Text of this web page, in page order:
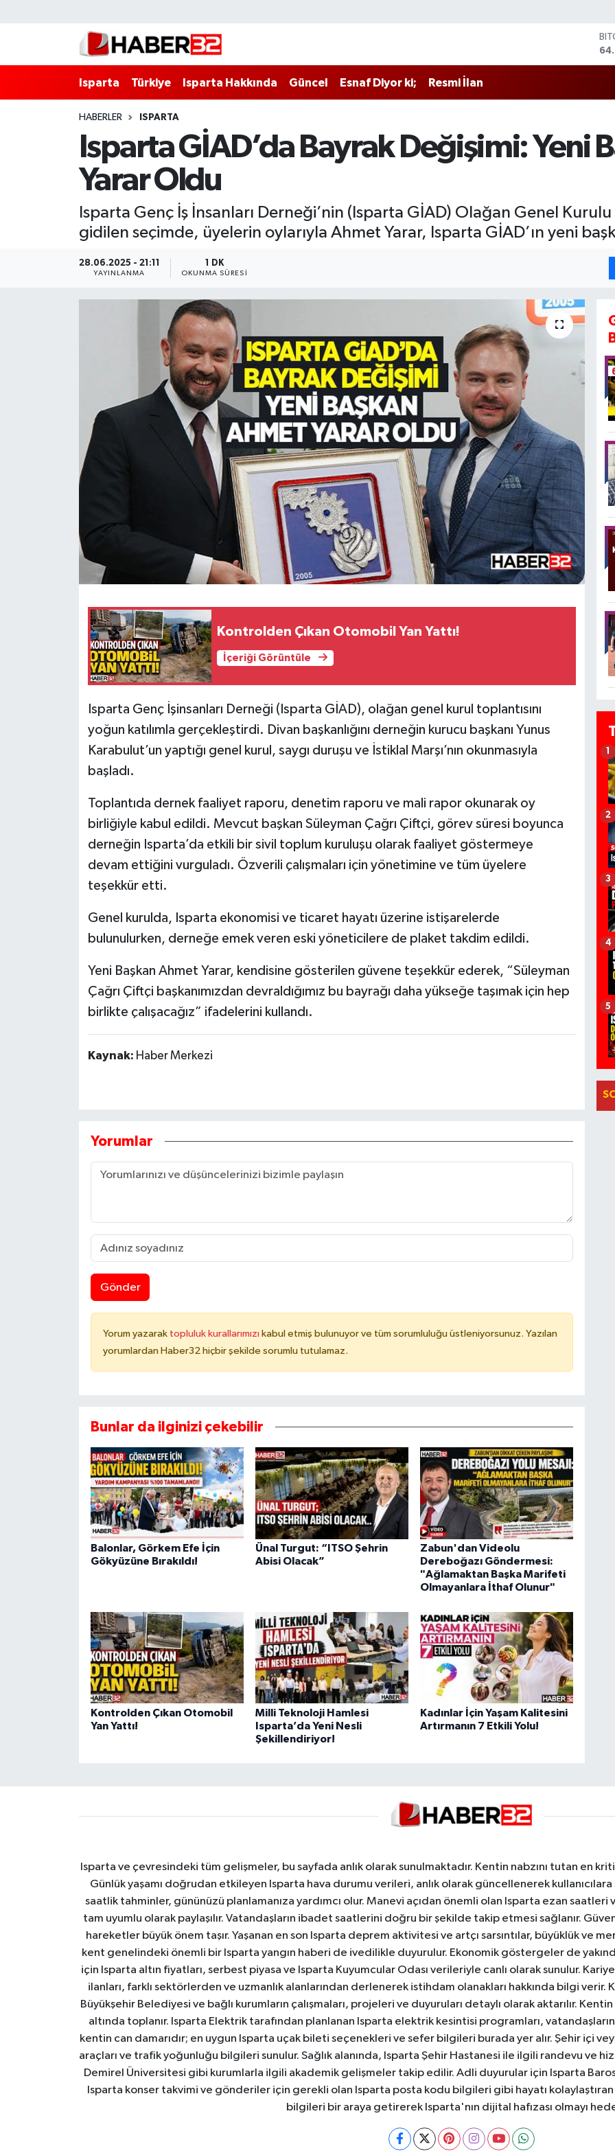
Isparta Türkiye Isparta Hakkında Güncel Esnaf Diyor ki; Resmi İlan
HABERLER ISPARTA
Isparta GİAD’da Bayrak Değişimi: Yeni
Yarar Oldu
Isparta Genç İş İnsanları Derneği’nin (Isparta GİAD) Olağan Genel
gidilen seçimde, üyelerin oylarıyla Ahmet Yarar, Isparta GİAD’ın yeni
28.06.2025 - 21:11
YAYINLANMA
1 DK
OKUNMA SÜRESI
Kontrolden Çıkan Otomobil Yan Yattı!
İçeriği Görüntüle
Isparta Genç İşinsanları Derneği (Isparta GİAD), olağan genel kurul toplantısını
yoğun katılımla gerçekleştirdi. Divan başkanlığını derneğin kurucu başkanı Yunus
Karabulut’un yaptığı genel kurul, saygı duruşu ve İstiklal Marşı’nın okunmasıyla
başladı.
Toplantıda dernek faaliyet raporu, denetim raporu ve mali rapor okunarak oy
birliğiyle kabul edildi. Mevcut başkan Süleyman Çağrı Çiftçi, görev süresi boyunca
derneğin Isparta’da etkili bir sivil toplum kuruluşu olarak faaliyet göstermeye
devam ettiğini vurguladı. Özverili çalışmaları için yönetimine ve tüm üyelere
teşekkür etti.
Genel kurulda, Isparta ekonomisi ve ticaret hayatı üzerine istişarelerde
bulunulurken, derneğe emek veren eski yöneticilere de plaket takdim edildi.
Yeni Başkan Ahmet Yarar, kendisine gösterilen güvene teşekkür ederek, “Süleyman
Çağrı Çiftçi başkanımızdan devraldığımız bu bayrağı daha yükseğe taşımak için hep
birlikte çalışacağız” ifadelerini kullandı.
Kaynak: Haber Merkezi
Yorumlar
Gönder
Yorum yazarak topluluk kurallarımızı kabul etmiş bulunuyor ve tüm sorumluluğu üstleniyorsunuz. Yazılan
yorumlardan Haber32 hiçbir şekilde sorumlu tutulamaz.
Bunlar da ilginizi çekebilir
Balonlar, Görkem Efe İçin
Gökyüzüne Bırakıldı!
Ünal Turgut: “ITSO Şehrin
Abisi Olacak”
Zabun'dan Videolu
Dereboğazı Göndermesi:
"Ağlamaktan Başka Marifeti
Olmayanlara İthaf Olunur"
Kontrolden Çıkan Otomobil
Yan Yattı!
Milli Teknoloji Hamlesi
Isparta’da Yeni Nesli
Şekillendiriyor!
Kadınlar İçin Yaşam Kalitesini
Artırmanın 7 Etkili Yolu!
1
2
3
4
5
Isparta ve çevresindeki tüm gelişmeler, bu sayfada anlık olarak sunulmaktadır. Kentin nabzını tutan en
Günlük yaşamı doğrudan etkileyen Isparta hava durumu verileri, anlık olarak güncellenerek
saatlik tahminler, gününüzü planlamanıza yardımcı olur. Manevi açıdan önemli olan Isparta ezan
tam uyumlu olarak paylaşılır. Vatandaşların ibadet saatlerini doğru bir şekilde takip etmesi sağlanır.
hareketler büyük önem taşır. Yaşanan en son Isparta deprem aktivitesi ve artçı sarsıntılar, büyüklük ve
kent genelindeki önemli bir Isparta yangın haberi de ivedilikle duyurulur. Ekonomik göstergeler de
için Isparta altın fiyatları, serbest piyasa ve Isparta Kuyumcular Odası verileriyle canlı olarak sunulur.
ilanları, farklı sektörlerden ve uzmanlık alanlarından derlenerek istihdam olanakları hakkında bilgi verir.
Büyükşehir Belediyesi ve bağlı kurumların çalışmaları, projeleri ve duyuruları detaylı olarak aktarılır.
altında toplanır. Isparta Elektrik tarafından planlanan Isparta elektrik kesintisi programları,
kentin can damarıdır; en uygun Isparta uçak bileti seçenekleri ve sefer bilgileri burada yer alır. Şehir içi
araçları ve trafik yoğunluğu bilgileri sunulur. Sağlık alanında, Isparta Şehir Hastanesi ile ilgili randevu ve
Demirel Üniversitesi gibi kurumlarla ilgili akademik gelişmeler takip edilir. Adli duyurular için Isparta
Isparta konser takvimi ve gönderiler için gerekli olan Isparta posta kodu bilgileri gibi hayatı
bilgileri bir araya getirerek Isparta'nın dijital hafızası olmayı
Isparta Hakkında
Esnaf Diyor ki;
BİLİM VE TEKNOLOJİ
KÜLTÜR SANAT
MAGAZİN
RESMİ İLANLAR
Tarihi Yapılarımız
Isparta Nöbetçi Eczaneler
Isparta Hava Durumu
Isparta Trafik Yoğunluk Haritası
Süper Lig Puan Durumu ve Fikstür
Tüm Manşetler
Son Dakika Haberleri
Haber Arşivi